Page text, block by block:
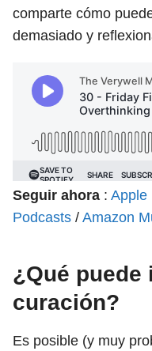
comparte cómo
demasiado y
Seguir ahora : Apple
Podcasts / Amazon
¿Qué puede
curación?
Es posible (y muy